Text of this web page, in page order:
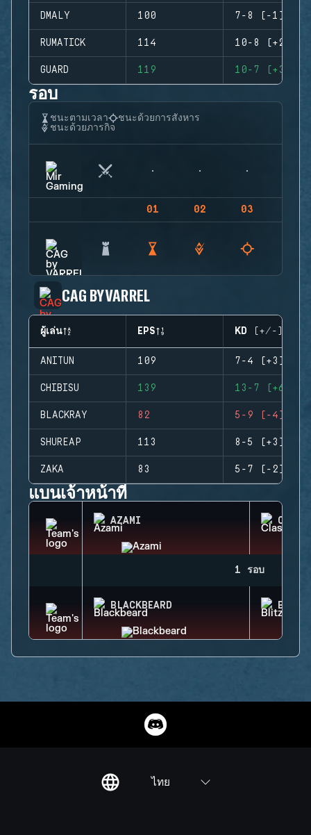
DMALY 100 7-8 (-1)
RUMATICK 114 10-8 (+2)
GUARD 119 10-7 (+3)
รอบ
ชนะตามเวลา
ชนะด้วยการสังหาร
ชนะด้วยภารกิจ
01 02 03
CAG BY VARREL
ผู้เล่น EPS KD (+/-)
ANITUN 109 7-4 (+3)
CHIBISU 139 13-7 (+6)
BLACKRAY 82 5-9 (-4)
SHUREAP 113 8-5 (+3)
ZAKA 83 5-7 (-2)
แบนเจ้าหน้าที่
AZAMI CLASH
1 รอบ
BLACKBEARD BLITZ
ไทย